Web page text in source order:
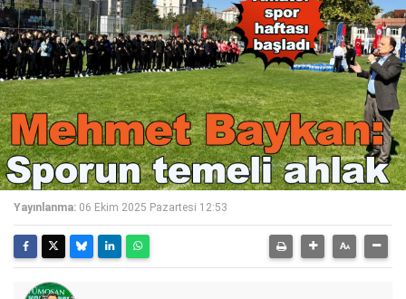
Yayınlanma: 06 Ekim 2025 Pazartesi 12:53